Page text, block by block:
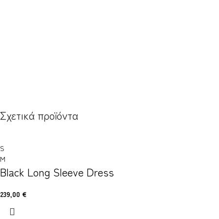
Σχετικά προϊόντα
S
M
Black Long Sleeve Dress
239,00 €